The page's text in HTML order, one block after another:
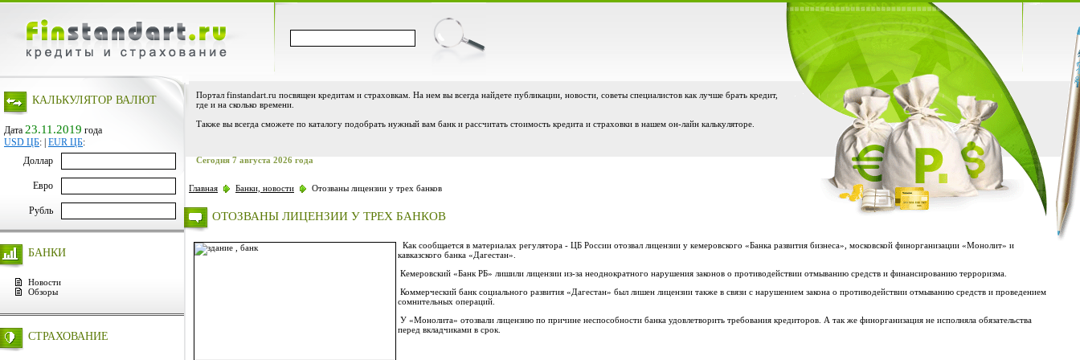
КАЛЬКУЛЯТОР ВАЛЮТ
Дата 23.11.2019 года
USD ЦБ: EUR ЦБ:
Доллар
Евро
Рубль
БАНКИ
Новости
Обзоры
СТРАХОВАНИЕ
Портал finstandart.ru посвящен кредитам и страховкам. На нем вы всегда найдете публикации, новости, советы специалистов как лучше брать кредит,
где и на сколько времени.
Также вы всегда сможете по каталогу подобрать нужный вам банк и рассчитать стоимость кредита и страховки в нашем он-лайн калькуляторе.
Сегодня 7 августа 2026 года
Главная Банки, новости Отозваны лицензии у трех банков
ОТОЗВАНЫ ЛИЦЕНЗИИ У ТРЕХ БАНКОВ
Как сообщается в материалах регулятора - ЦБ России отозвал лицензии у кемеровского «Банка развития бизнеса», московской финорганизации «Монолит» и
кавказского банка «Дагестан».
Кемеровский «Банк РБ» лишили лицензии из-за неоднократного нарушения законов о противодействии отмыванию средств и финансированию терроризма.
Коммерческий банк социального развития «Дагестан» был лишен лицензии также в связи с нарушением закона о противодействии отмыванию средств и проведением
сомнительных операций.
У «Монолита» отозвали лицензию по причине неспособности банка удовлетворить требования кредиторов. А так же финорганизация не исполняла обязательства
перед вкладчиками в срок.